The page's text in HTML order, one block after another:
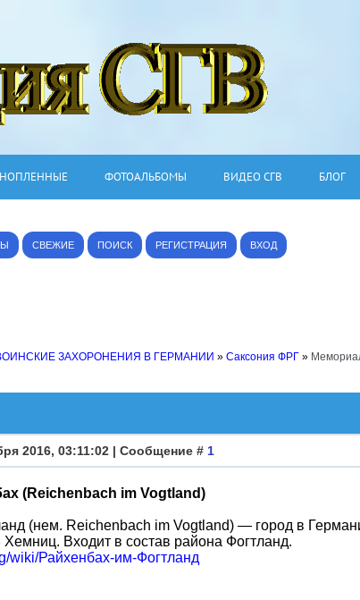
ФОТОАЛЬБОМЫ ВИДЕО СГВ БЛОГ
СВЕЖИЕ ПОИСК РЕГИСТРАЦИЯ ВХОД
ЗАХОРОНЕНИЯ В ГЕРМАНИИ » Саксония ФРГ »
2016, 03:11:02 | Сообщение # 1
(Reichenbach im Vogtland)
(нем. Reichenbach im Vogtland) — город в
Входит в состав района Фогтланд.
wiki/Райхенбах-им-Фогтланд